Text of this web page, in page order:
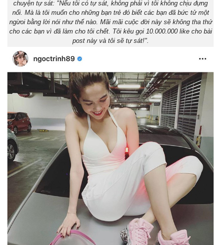
chuyện tự sát: "Nếu tôi có tự sát, không phải vì tôi không chịu đựng
nổi. Mà là tôi muốn cho những bạn trẻ đó biết các bạn đã bức tử một
ngừoi bằng lời nói như thế nào. Mãi mãi cuộc đời này sẽ không tha thứ
cho các bạn vì đã làm cho tôi chết. Tôi kêu gọi 10.000.000 like cho bài
post này và tôi sẽ tự sát!".